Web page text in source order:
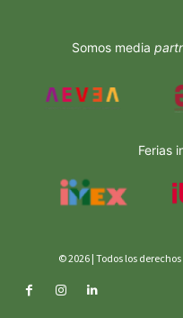
Somos media
Ferias
© 2026 | Todos los